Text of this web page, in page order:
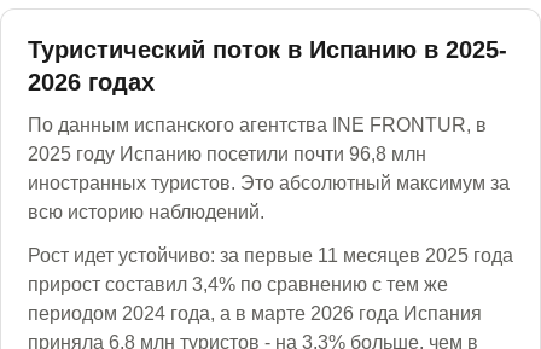
Туристический поток в Испанию в 2025-
2026 годах
По данным испанского агентства INE FRONTUR, в
2025 году Испанию посетили почти 96,8 млн
иностранных туристов. Это абсолютный максимум за
всю историю наблюдений.
Рост идет устойчиво: за первые 11 месяцев 2025 года
прирост составил 3,4% по сравнению с тем же
периодом 2024 года, а в марте 2026 года Испания
приняла 6,8 млн туристов - на 3,3% больше, чем в